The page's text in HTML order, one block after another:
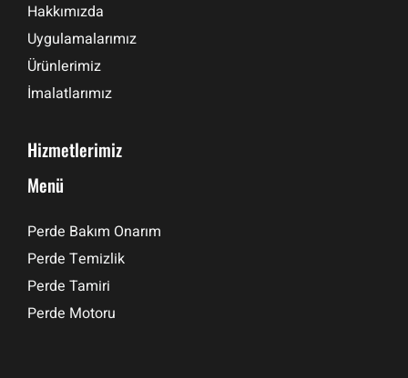
Hakkımızda
Uygulamalarımız
Ürünlerimiz
İmalatlarımız
Hizmetlerimiz
Menü
Perde Bakım Onarım
Perde Temizlik
Perde Tamiri
Perde Motoru